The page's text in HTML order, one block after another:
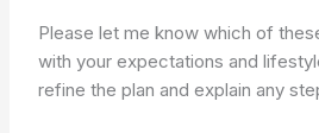
Please let me know which of
with your expectations and
refine the plan and explain any